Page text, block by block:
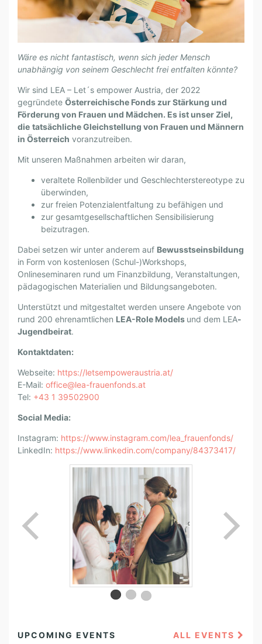
E
A
–
L
E
T
´
S
R
A
U
S
T
R
I
A
Wäre es nicht fantastisch, wenn sich jeder Mensch
unabhängig von seinem Geschlecht frei entfalten könnte?
Wir sind LEA – Let´s empower Austria, der 2022
gegründete Österreichische Fonds zur Stärkung und
Förderung von Frauen und Mädchen. Es ist unser Ziel,
die tatsächliche Gleichstellung von Frauen und Männern
in Österreich voranzutreiben.
Mit unseren Maßnahmen arbeiten wir daran,
veraltete Rollenbilder und Geschlechterstereotype zu
überwinden,
zur freien Potenzialentfaltung zu befähigen und
zur gesamtgesellschaftlichen Sensibilisierung
beizutragen.
Dabei setzen wir unter anderem auf Bewusstseinsbildung
in Form von kostenlosen (Schul-)Workshops,
Onlineseminaren rund um Finanzbildung, Veranstaltungen,
pädagogischen Materialien und Bildungsangeboten.
Unterstützt und mitgestaltet werden unsere Angebote von
rund 200 ehrenamtlichen LEA-Role Models und dem LEA-
Jugendbeirat.
Kontaktdaten:
Webseite: https://letsempoweraustria.at/
E-Mail: office@lea-frauenfonds.at
Tel: +43 1 39502900
Social Media:
Instagram: https://www.instagram.com/lea_frauenfonds/
LinkedIn: https://www.linkedin.com/company/84373417/
ALL EVENTS
UPCOMING EVENTS